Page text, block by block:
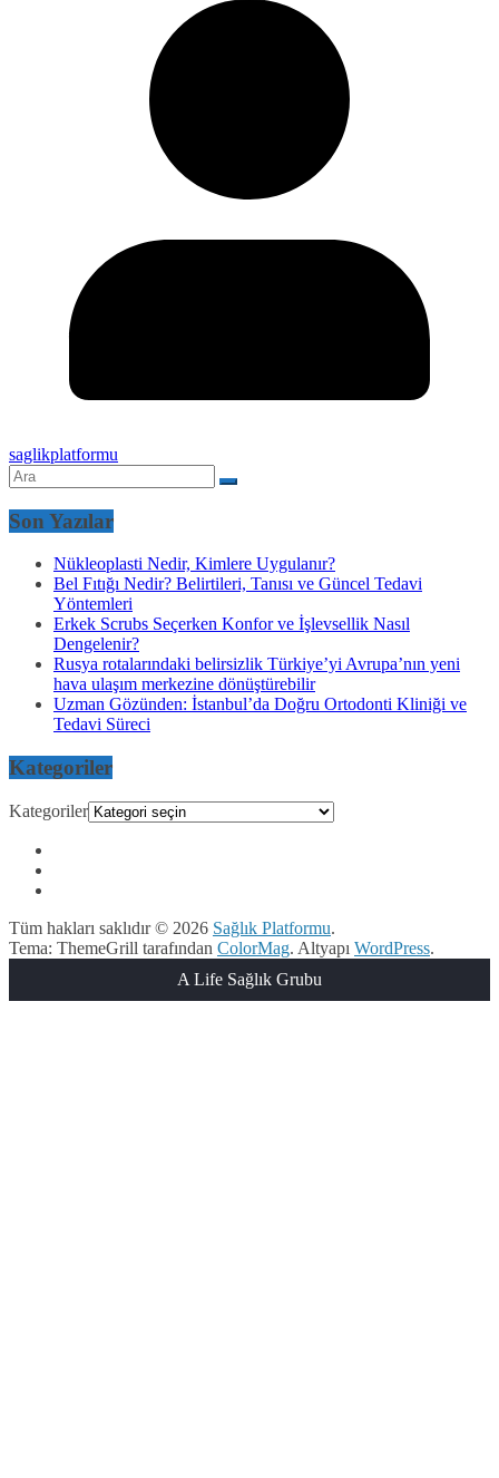
saglikplatformu
Son Yazılar
Nükleoplasti Nedir, Kimlere Uygulanır?
Bel Fıtığı Nedir? Belirtileri, Tanısı ve Güncel Tedavi
Yöntemleri
Erkek Scrubs Seçerken Konfor ve İşlevsellik Nasıl
Dengelenir?
Rusya rotalarındaki belirsizlik Türkiye’yi Avrupa’nın yeni
hava ulaşım merkezine dönüştürebilir
Uzman Gözünden: İstanbul’da Doğru Ortodonti Kliniği ve
Tedavi Süreci
Kategoriler
Kategoriler
Tüm hakları saklıdır © 2026 Sağlık Platformu.
Tema: ThemeGrill tarafından ColorMag. Altyapı WordPress.
A Life Sağlık Grubu